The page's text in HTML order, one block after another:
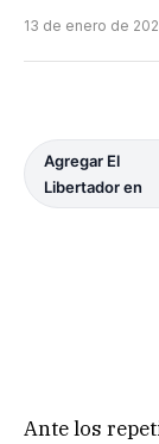
13 de enero de
Agregar El
Libertador en
Ante los